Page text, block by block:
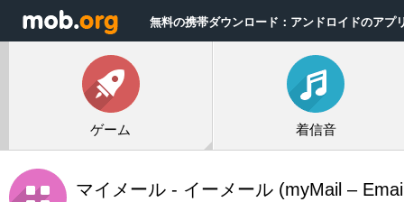
無料の携帯ダウンロード：アンドロイドのアプ
ゲーム 着信音
マイメール ‐ イーメール (myMail –